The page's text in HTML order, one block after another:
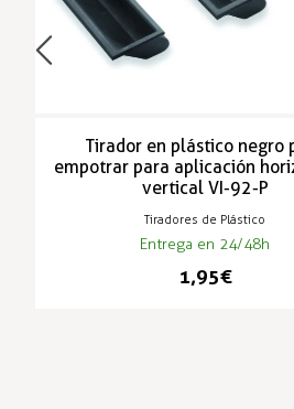
Tirador en plástico negro
empotrar para aplicación
vertical VI-92-P
Tiradores de Plástico
Entrega en 24/48h
1,95 €